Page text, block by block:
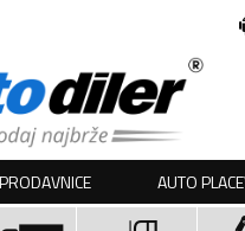
PRODAVNICE AUTO